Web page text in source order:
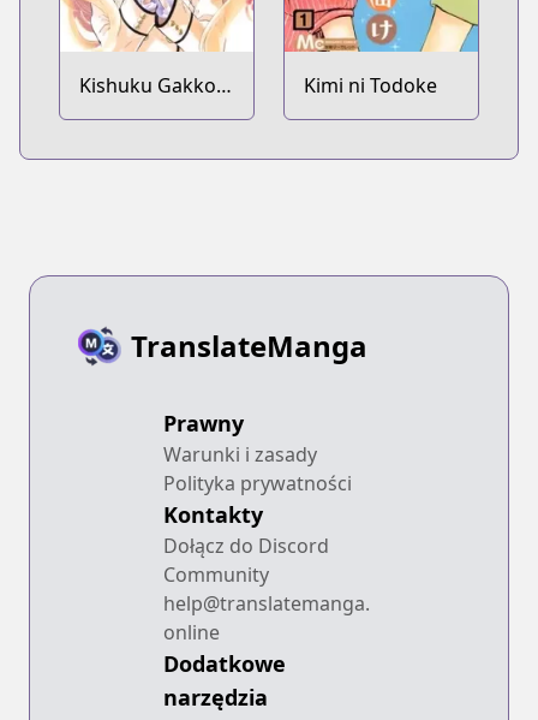
Kishuku Gakkou
no Juliet
Kimi ni Todoke
TranslateManga
Prawny
Warunki i zasady
Polityka prywatności
Kontakty
Dołącz do Discord
Community
help@translatemanga.
online
Dodatkowe
narzędzia